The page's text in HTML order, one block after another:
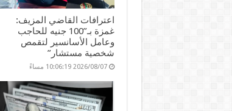
اعترافات القاضي المزيف:
غمزة بـ”100 جنيه للحاجب
وعامل الأسانسير لتقمص
شخصية مستشار”
2026/08/07 10:06:19 مساءً